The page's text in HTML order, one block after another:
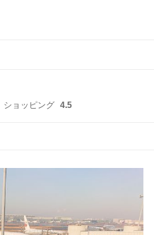
ショッピング 4.5